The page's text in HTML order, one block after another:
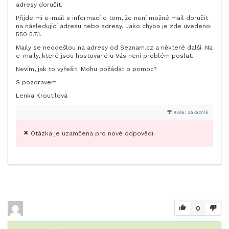
adresy doručit.
Přijde mi e-mail s informací o tom, že není možné mail doručit
na následující adresu nebo adresy. Jako chyba je zde uvedeno:
550 5.7.1.
Maily se neodešlou na adresy od Seznam.cz a některé další. Na
e-maily, které jsou hostované u Vás není problém poslat.
Nevím, jak to vyřešit. Mohu požádat o pomoc?
S pozdravem
Lenka Kroutilová
Role: Zákazník
Otázka je uzamčena pro nové odpovědi.
0